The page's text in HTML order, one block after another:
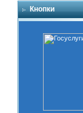
Кнопки